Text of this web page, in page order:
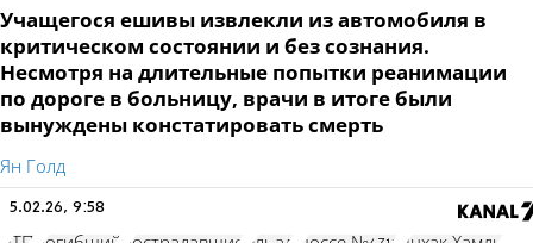
Учащегося ешивы извлекли из автомобиля в
критическом состоянии и без сознания.
Несмотря на длительные попытки реанимации
по дороге в больницу, врачи в итоге были
вынуждены констатировать смерть
Ян Голд
5.02.26, 9:58